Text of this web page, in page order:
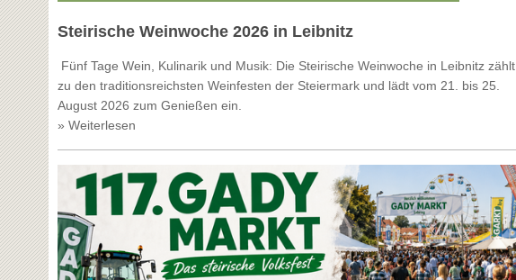
Steirische Weinwoche 2026 in Leibnitz
Fünf Tage Wein, Kulinarik und Musik: Die Steirische Weinwoche in Leibnitz zählt
zu den traditionsreichsten Weinfesten der Steiermark und lädt vom 21. bis 25.
August 2026 zum Genießen ein.
» Weiterlesen